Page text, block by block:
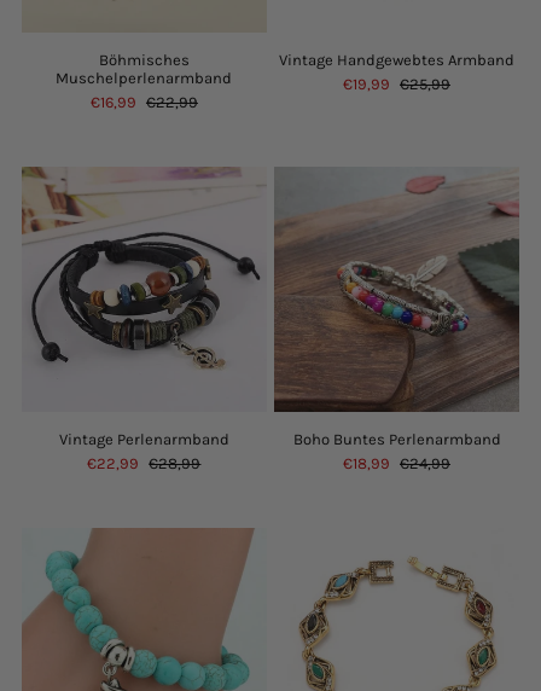
Böhmisches
Muschelperlenarmband
€16,99 €22,99
Vintage Handgewebtes Armband
€19,99
€25,99
Vintage Perlenarmband
€22,99
€28,99
Boho Buntes Perlenarmband
€18,99
€24,99